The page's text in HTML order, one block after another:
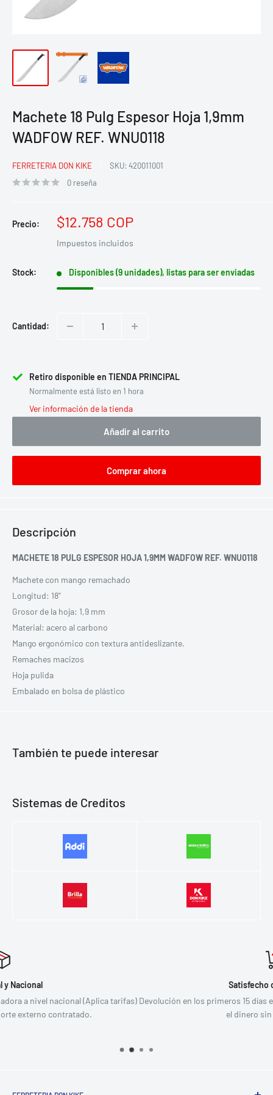
Machete 18 Pulg Espesor Hoja 1,9mm
WADFOW REF. WNU0118
FERRETERIA DON KIKE SKU: 420011001
0 reseña
Precio:
Precio
de
venta
$12.758 COP
Impuestos incluidos
Stock: Disponibles (9 unidades), listas para ser enviadas
Cantidad:
Retiro disponible en TIENDA PRINCIPAL
Normalmente está listo en 1 hora
Ver información de la tienda
Añadir al carrito
Comprar ahora
Descripción
MACHETE 18 PULG ESPESOR HOJA 1,9MM WADFOW REF. WNU0118
Machete con mango remachado
Longitud: 18"
Grosor de la hoja: 1,9 mm
Material: acero al carbono
Mango ergonómico con textura antideslizante.
Remaches macizos
Hoja pulida
Embalado en bolsa de plástico
También te puede interesar
Sistemas de Creditos
tarifas)Devolución en los primeros 15 días en su estado original y se